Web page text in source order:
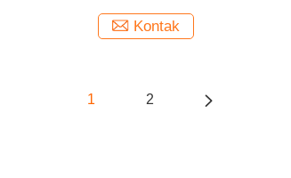
Kontak
1 2